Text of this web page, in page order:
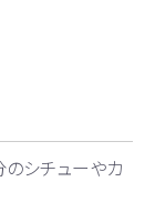
シチューやカ